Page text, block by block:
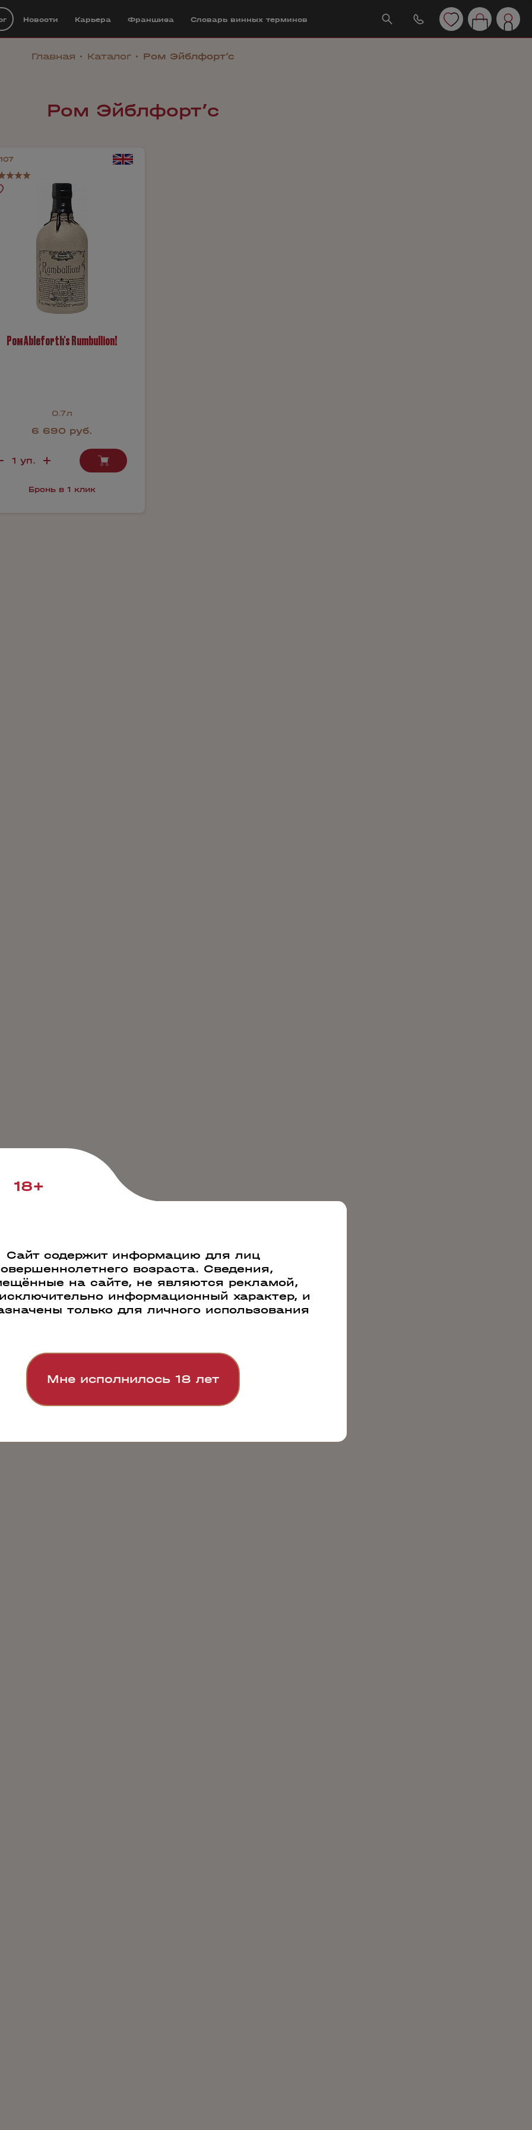
Новости Карьера Франшиза Cловарь винных терминов
Главная Каталог Ром Эйблфорт’с
Ром Эйблфорт’с
Ром Ableforth's Rumbullion!
0.7л
6 690 руб.
Бронь в 1 клик
18+
Сайт содержит информацию для лиц
возраста. Сведения,
на сайте, не являются рекламой,
информационный характер, и
только для личного использования
Мне исполнилось 18 лет